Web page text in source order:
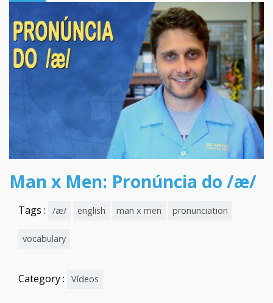
Man x Men: Pronúncia do /æ/
Tags : /æ/ english man x men pronunciation
vocabulary
Category : Vídeos